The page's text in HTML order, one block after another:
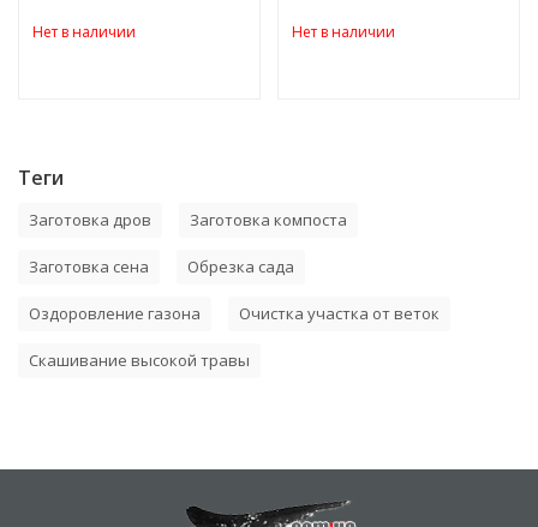
Нет в наличии Нет в наличии
Теги
Заготовка дров Заготовка компоста
Заготовка сена Обрезка сада
Оздоровление газона Очистка участка от веток
Скашивание высокой травы